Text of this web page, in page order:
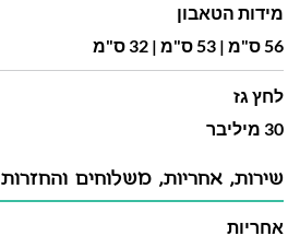
מידות הטאבון
56 ס"מ | 53 ס"מ | 32 ס"מ
לחץ גז
30 מיליבר
שירות, אחריות, משלוחים והחזרות
אחריות